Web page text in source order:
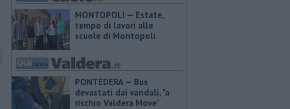
MONTOPOLI — Estate,
tempo di lavori alle
scuole di Montopoli
PONTEDERA — Bus
devastati dai vandali, "a
rischio Valdera Move"